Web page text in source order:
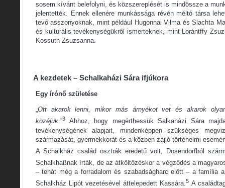
sosem kívánt belefolyni, és közszereplését is mindössze a
jelentették. Ennek ellenére munkássága révén méltó társa
tevő asszonyoknak, mint például Hugonnai Vilma és Slachta
és kulturális tevékenységükről ismerteknek, mint Lorántffy
Kossuth Zsuzsanna.
A kezdetek – Schalkaházi Sára ifjúkora
Egy írónő születése
„Ott akarok lenni, mikor más árnyékot vet és akarok
közéjük.”3
Ahhoz, hogy megérthessük Salkaházi Sára
tevékenységének alapjait, mindenképpen szükséges
származását, gyermekkorát és a közben zajló történelmi
A Schalkház család osztrák eredetű volt, Dosendorfból
Schalkhaßnak írták, de az átköltözéskor a végződés a
– tehát még a forradalom és szabadságharc előtt – a família
Schalkház Lipót vezetésével áttelepedett Kassára.5 A